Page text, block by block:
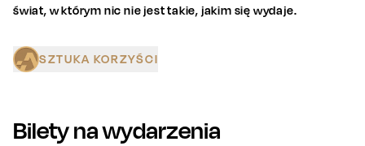
świat, w którym nic nie jest takie, jakim się wydaje.
SZTUKA KORZYŚCI
Bilety na wydarzenia